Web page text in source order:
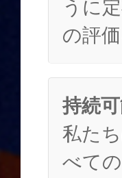
うに
の評
持続
私た
べて